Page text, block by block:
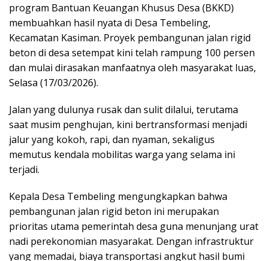
program Bantuan Keuangan Khusus Desa (BKKD)
membuahkan hasil nyata di Desa Tembeling,
Kecamatan Kasiman. Proyek pembangunan jalan rigid
beton di desa setempat kini telah rampung 100 persen
dan mulai dirasakan manfaatnya oleh masyarakat luas,
Selasa (17/03/2026).
Jalan yang dulunya rusak dan sulit dilalui, terutama
saat musim penghujan, kini bertransformasi menjadi
jalur yang kokoh, rapi, dan nyaman, sekaligus
memutus kendala mobilitas warga yang selama ini
terjadi.
Kepala Desa Tembeling mengungkapkan bahwa
pembangunan jalan rigid beton ini merupakan
prioritas utama pemerintah desa guna menunjang urat
nadi perekonomian masyarakat. Dengan infrastruktur
yang memadai, biaya transportasi angkut hasil bumi